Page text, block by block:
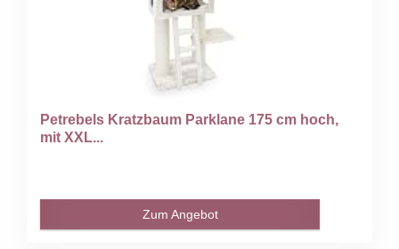
Petrebels Kratzbaum Parklane 175 cm hoch,
mit XXL...
Zum Angebot